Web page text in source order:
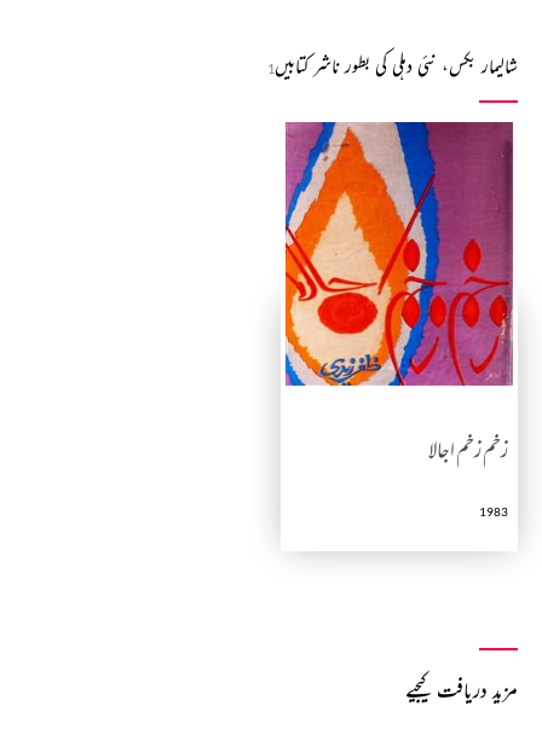
شالیمار بکس، نئی دہلی کی بطور ناشر کتابیں1
زخم زخم اجالا
1983
مزید دریافت کیجیے